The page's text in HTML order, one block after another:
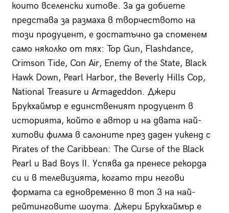
които вселенски хитове. За да добиете
представа за размаха в творчеството на
този продуцент, е достатъчно да споменем
само няколко от тях: Top Gun, Flashdance,
Crimson Tide, Con Air, Enemy of the State, Black
Hawk Down, Pearl Harbor, the Beverly Hills Cop,
National Treasure и Armageddon. Джери
Брукхаймър е единственият продуцент в
историята, който е автор и на двата най-
хитови филма в салоните през даден уикенд с
Pirates of the Caribbean: The Curse of the Black
Pearl и Bad Boys II. Успява да пренесе рекорда
си и в телевизията, когато три негови
формата са едновременно в топ 3 на най-
рейтинговите шоута. Джери Брукхаймър е